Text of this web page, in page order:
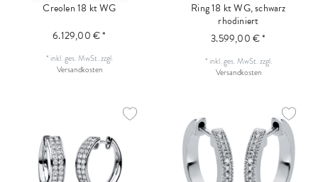
Creolen 18 kt WG
6.129,00 € *
* inkl. ges. MwSt.zzgl.
Versandkosten
Ring 18 kt WG, schwarz
rhodiniert
3.599,00 € *
* inkl. ges. MwSt.zzgl.
Versandkosten